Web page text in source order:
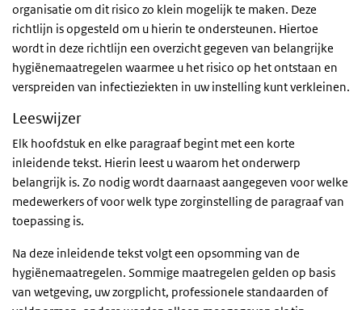
organisatie om dit risico zo klein mogelijk te maken. Deze
richtlijn is opgesteld om u hierin te ondersteunen. Hiertoe
wordt in deze richtlijn een overzicht gegeven van belangrijke
hygiënemaatregelen waarmee u het risico op het ontstaan en
verspreiden van infectieziekten in uw instelling kunt verkleinen.
Leeswijzer
Elk hoofdstuk en elke paragraaf begint met een korte
inleidende tekst. Hierin leest u waarom het onderwerp
belangrijk is. Zo nodig wordt daarnaast aangegeven voor welke
medewerkers of voor welk type zorginstelling de paragraaf van
toepassing is.
Na deze inleidende tekst volgt een opsomming van de
hygiënemaatregelen. Sommige maatregelen gelden op basis
van wetgeving, uw zorgplicht, professionele standaarden of